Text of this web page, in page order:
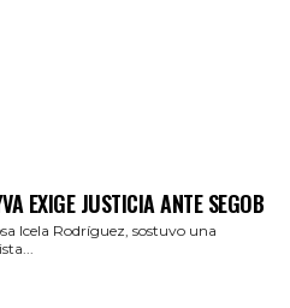
EXIGE JUSTICIA ANTE SEGOB
Icela Rodríguez, sostuvo una